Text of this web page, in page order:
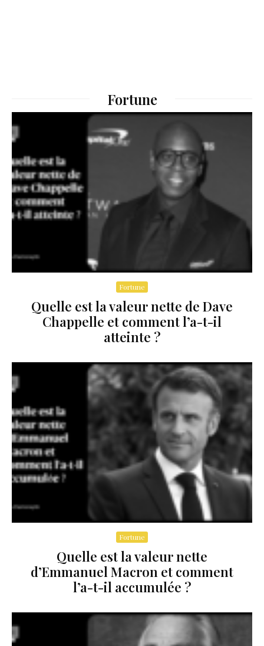
Fortune
Fortune
Quelle est la valeur nette de Dave
Chappelle et comment l’a-t-il
atteinte ?
Fortune
Quelle est la valeur nette
d’Emmanuel Macron et comment
l’a-t-il accumulée ?